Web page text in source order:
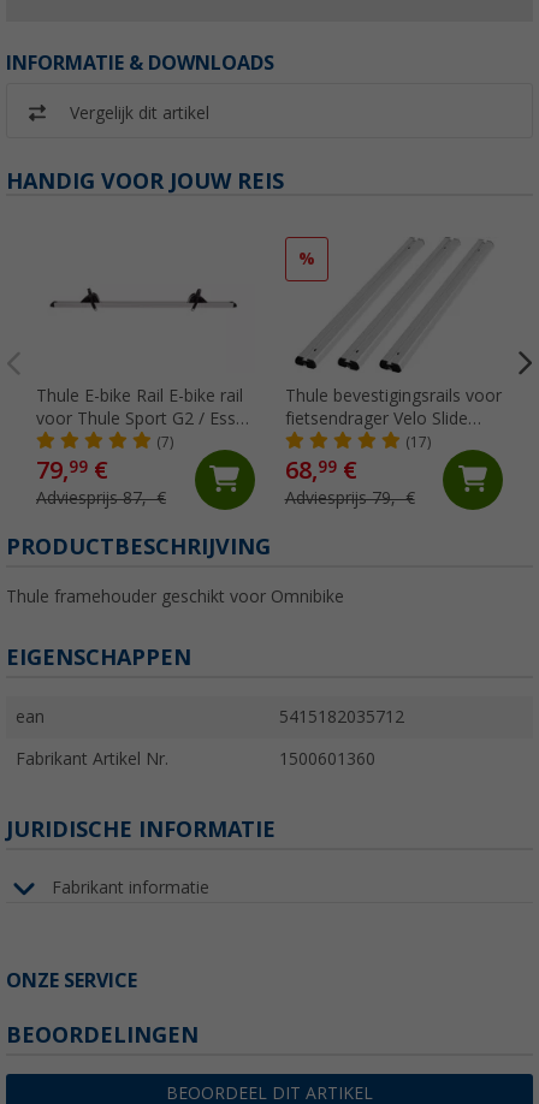
INFORMATIE & DOWNLOADS
Vergelijk dit artikel
HANDIG VOOR JOUW REIS
Thule E-bike Rail E-bike rail
voor Thule Sport G2 / Esse
4 CD fietsendrager
(7)
79,99 €
Adviesprijs 87,- €
%
Thule bevestigingsrails voor
fietsendrager Velo Slide
70cm
(17)
68,99€
Adviesprijs 79,- €
PRODUCTBESCHRIJVING
Thule framehouder geschikt voor Omnibike
EIGENSCHAPPEN
ean 5415182035712
Fabrikant Artikel Nr. 1500601360
JURIDISCHE INFORMATIE
Fabrikant informatie
ONZE SERVICE
BEOORDELINGEN
BEOORDEEL DIT ARTIKEL